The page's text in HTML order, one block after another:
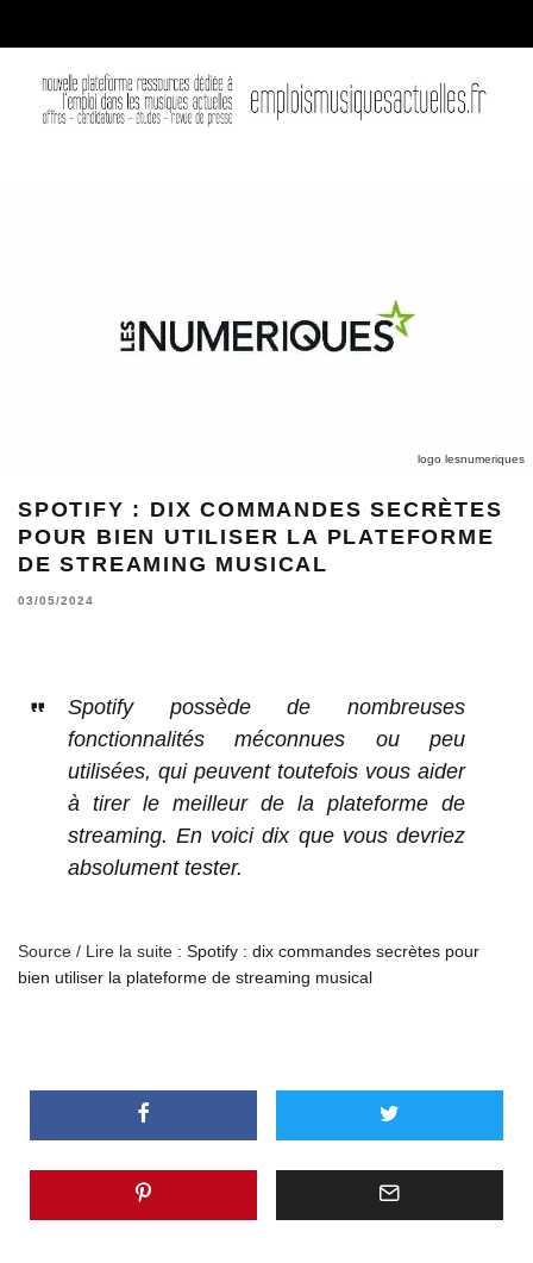
logo lesnumeriques
SPOTIFY : DIX COMMANDES SECRÈTES
POUR BIEN UTILISER LA PLATEFORME
DE STREAMING MUSICAL
03/05/2024
Spotify possède de nombreuses
fonctionnalités méconnues ou peu
utilisées, qui peuvent toutefois vous aider
à tirer le meilleur de la plateforme de
streaming. En voici dix que vous devriez
absolument tester.
Source / Lire la suite : Spotify : dix commandes secrètes pour
bien utiliser la plateforme de streaming musical